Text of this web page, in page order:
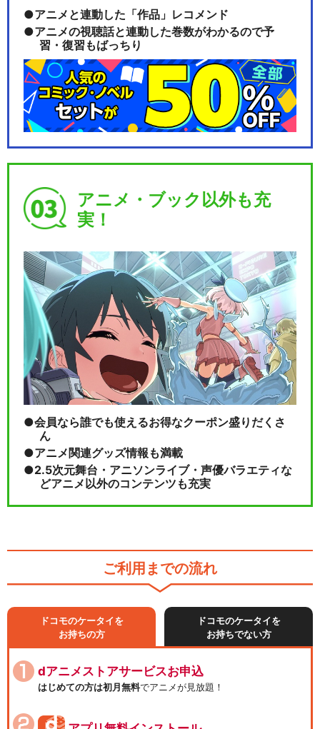
ルパン三世TVSP #13 アルカ
トラズ コネ…
ルパン三世TVSP #14 EPISO
DE：0…
却大作戦!!
ルパン三世TVSP #16 盗まれ
たルパン～コ…
ルパン三世TVSP #17 天使の
策略～夢のカ…
閉じる
アニメと連動した「作品」レコメンド
アニメの視聴話と連動した巻数がわかるので予
習・復習もばっちり
アニメ・ブック以外も充
実！
会員なら誰でも使えるお得なクーポン盛りだくさ
ん
アニメ関連グッズ情報も満載
2.5次元舞台・アニソンライブ・声優バラエティな
どアニメ以外のコンテンツも充実
ご利用までの流れ
ドコモのケータイを
お持ちの方
ドコモのケータイを
お持ちでない方
dアニメストアサービスお申込
はじめての方は初月無料でアニメが見放題！